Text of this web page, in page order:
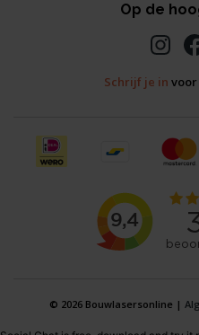
Op de
Schrijf je in
© 2026 Bouwlasersonline |